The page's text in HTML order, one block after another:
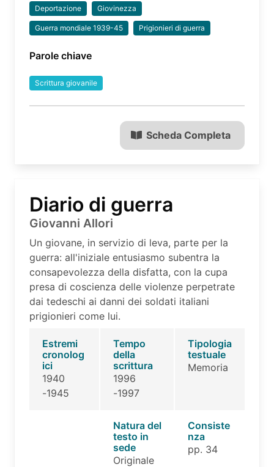
Deportazione Giovinezza
Guerra mondiale 1939-45 Prigionieri di guerra
Parole chiave
Scrittura giovanile
Scheda Completa
Diario di guerra
Giovanni Allori
Un giovane, in servizio di leva, parte per la
guerra: all'iniziale entusiasmo subentra la
consapevolezza della disfatta, con la cupa
presa di coscienza delle violenze perpetrate
dai tedeschi ai danni dei soldati italiani
prigionieri come lui.
Estremi
cronolog
ici
1940
-1945
Tempo
della
scrittura
1996
-1997
Tipologia
testuale
Memoria
Natura del
testo in
sede
Originale
Consiste
nza
pp. 34